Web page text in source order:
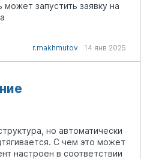
запустить заявку на
r.makhmutov 14 янв 2025
но автоматически
С чем это может
настроен в соответствии